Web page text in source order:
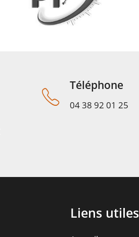
Téléphone
04 38 92 01 25
Liens utiles